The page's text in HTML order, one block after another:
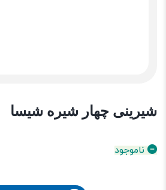
شیرینی چهار شیره شیسا
ناموجود